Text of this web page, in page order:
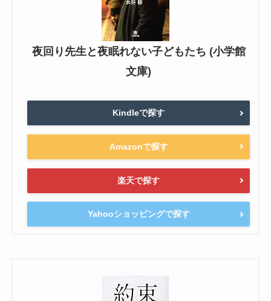
夜回り先生と夜眠れない子どもたち (小学館
文庫)
Kindleで探す
Amazonで探す
楽天で探す
Yahooショッピングで探す